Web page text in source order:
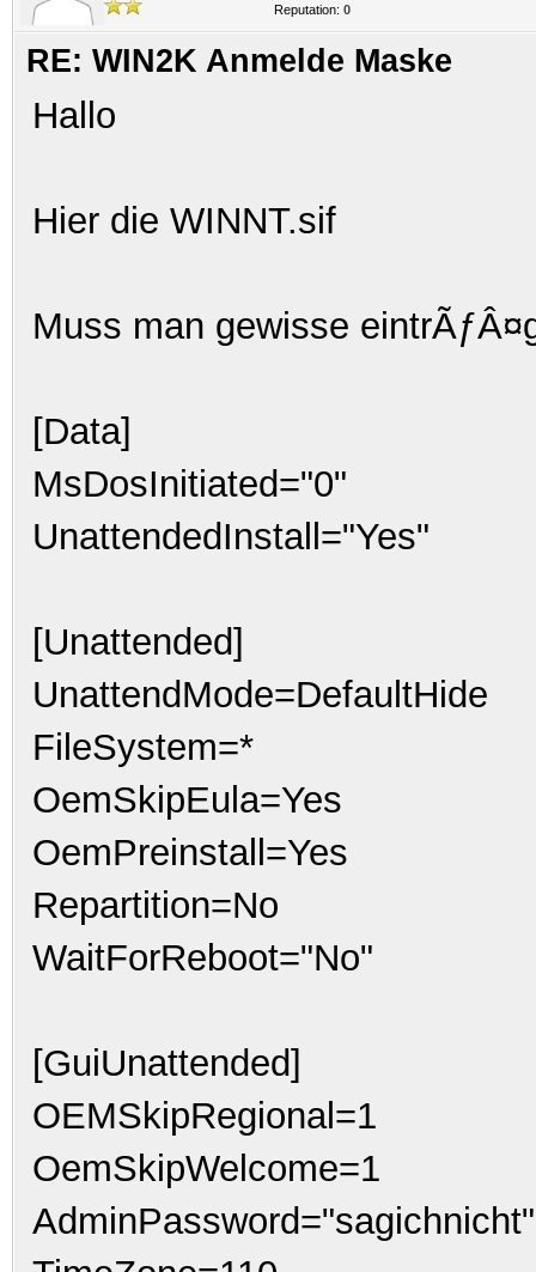
Reputation: 0
RE: WIN2K Anmelde Maske
Hallo
Hier die WINNT.sif
Muss man gewisse
[Data]
MsDosInitiated="0"
UnattendedInstall="Yes"
[Unattended]
UnattendMode=DefaultHide
FileSystem=*
OemSkipEula=Yes
OemPreinstall=Yes
Repartition=No
WaitForReboot="No"
[GuiUnattended]
OEMSkipRegional=1
OemSkipWelcome=1
AdminPassword="sagichnicht"